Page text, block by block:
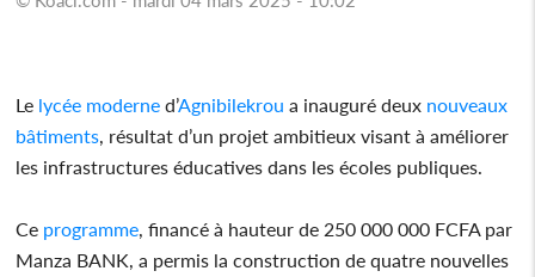
Le lycée moderne d’Agnibilekrou a inauguré deux nouveaux
bâtiments , résultat d’un projet ambitieux visant à améliorer
les infrastructures éducatives dans les écoles publiques.
Ce programme , financé à hauteur de 250 000 000 FCFA par
Manza BANK, a permis la construction de quatre nouvelles